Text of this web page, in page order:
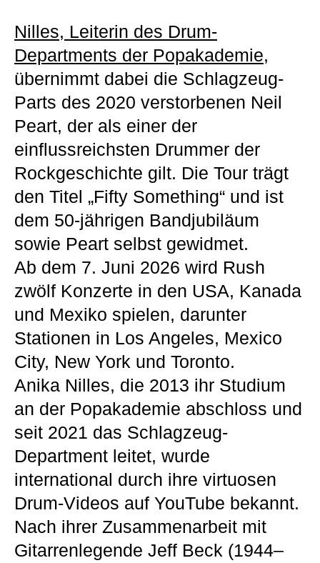
Nilles, Leiterin des Drum-
Departments der Popakademie,
übernimmt dabei die Schlagzeug-
Parts des 2020 verstorbenen Neil
Peart, der als einer der
einflussreichsten Drummer der
Rockgeschichte gilt. Die Tour trägt
den Titel „Fifty Something“ und ist
dem 50-jährigen Bandjubiläum
sowie Peart selbst gewidmet.
Ab dem 7. Juni 2026 wird Rush
zwölf Konzerte in den USA, Kanada
und Mexiko spielen, darunter
Stationen in Los Angeles, Mexico
City, New York und Toronto.
Anika Nilles, die 2013 ihr Studium
an der Popakademie abschloss und
seit 2021 das Schlagzeug-
Department leitet, wurde
international durch ihre virtuosen
Drum-Videos auf YouTube bekannt.
Nach ihrer Zusammenarbeit mit
Gitarrenlegende Jeff Beck (1944–